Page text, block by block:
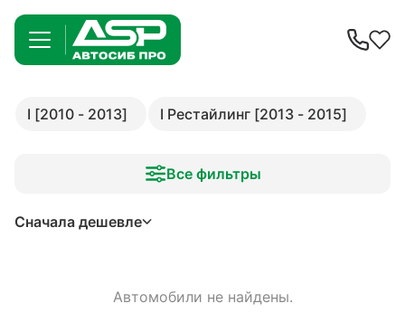
I [2010 - 2013] I Рестайлинг [2013 - 2015]
Все фильтры
Сначала дешевле
Автомобили не найдены.